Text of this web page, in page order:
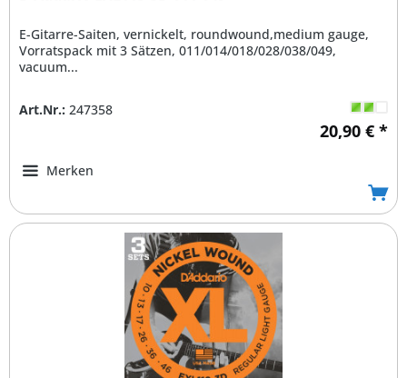
E-Gitarre-Saiten, vernickelt, roundwound,medium gauge,
Vorratspack mit 3 Sätzen, 011/014/018/028/038/049,
vacuum...
Art.Nr.: 247358
20,90 € *
Merken